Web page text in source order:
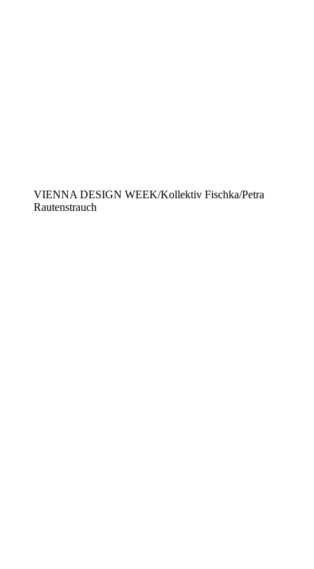
VIENNA DESIGN WEEK/Kollektiv Fischka/Petra
Rautenstrauch